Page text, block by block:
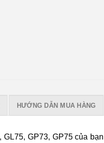
HƯỚNG DẪN MUA HÀNG
GL75, GP73, GP75 của